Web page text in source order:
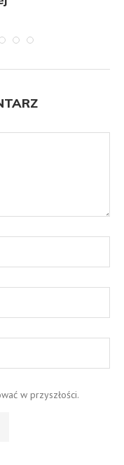
w przyszłości.